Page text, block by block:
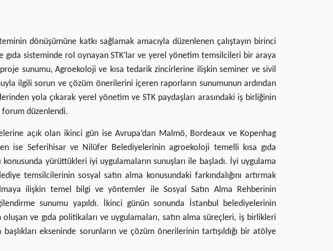
dönüşümüne katkı sağlamak amacıyla düzenlenen çalıştayın birinci
gıda sisteminde rol oynayan STK’lar ve yerel yönetim temsilcileri bir araya
proje sunumu, Agroekoloji ve kısa tedarik zincirlerine ilişkin seminer ve sivil
ilgili sorun ve çözüm önerilerini içeren raporların sunumunun ardından
yola çıkarak yerel yönetim ve STK paydaşları arasındaki iş birliğinin
düzenlendi.
açık olan ikinci gün ise Avrupa’dan Malmö, Bordeaux ve Kopenhag
ise Seferihisar ve Nilüfer Belediyelerinin agroekoloji temelli kısa gıda
yürüttükleri iyi uygulamaların sunuşları ile başladı. İyi uygulama
temsilcilerinin sosyal satın alma konusundaki farkındalığını artırmak
ilişkin temel bilgi ve yöntemler ile Sosyal Satın Alma Rehberinin
sunumu yapıldı. İkinci günün sonunda İstanbul belediyelerinin
oluşan ve gıda politikaları ve uygulamaları, satın alma süreçleri, iş birlikleri
ekseninde sorunların ve çözüm önerilerinin tartışıldığı bir atölye